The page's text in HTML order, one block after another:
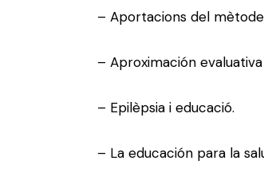
– Aportacions del
– Aproximación
– Epilèpsia i educació.
– La educación para la